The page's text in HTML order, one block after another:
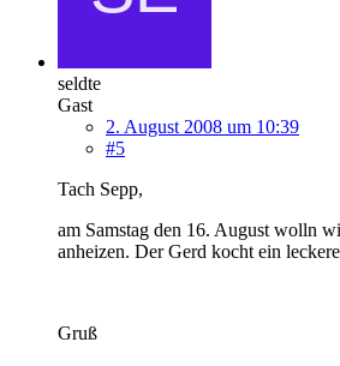
seldte
Gast
2. August 2008 um 10:39
#5
Tach Sepp,
am Samstag den 16. August wolln
anheizen. Der Gerd kocht ein
Gruß